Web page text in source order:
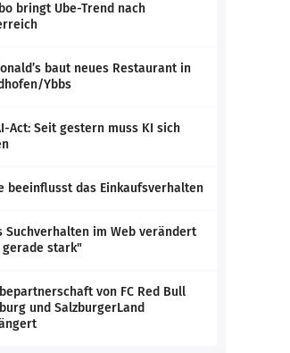
bringt Ube-Trend nach
baut neues Restaurant in
Ybbs
Act: Seit gestern muss KI sich
beeinflusst das Einkaufsverhalten
Suchverhalten im Web verändert
gerade stark"
von FC Red Bull
und SalzburgerLand